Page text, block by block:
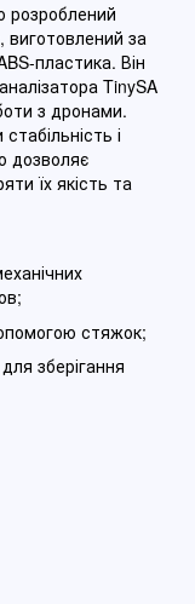
розроблений
виготовлений за
пластика. Він
TinySA
з дронами.
і
дозволяє
їх якість та
стяжок;
зберігання